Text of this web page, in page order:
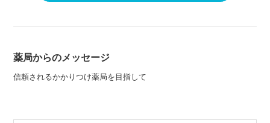
薬局からのメッセージ
信頼されるかかりつけ薬局を目指して